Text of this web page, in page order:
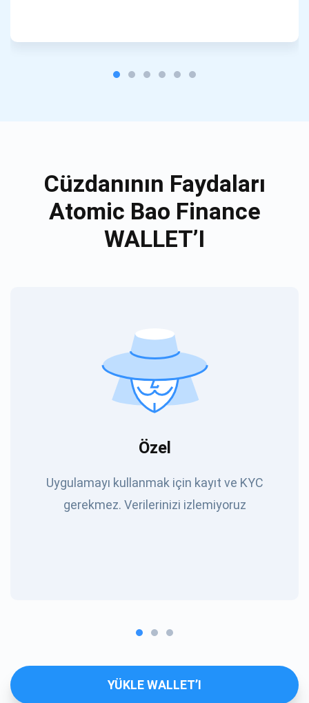
Cüzdanının Faydaları
Atomic Bao Finance
WALLET’I
Özel
Uygulamayı kullanmak için kayıt ve KYC
gerekmez. Verilerinizi izlemiyoruz
YÜKLE WALLET’I